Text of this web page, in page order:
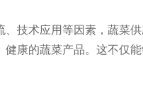
、技术应用等因素，蔬菜
健康的蔬菜产品。这不仅